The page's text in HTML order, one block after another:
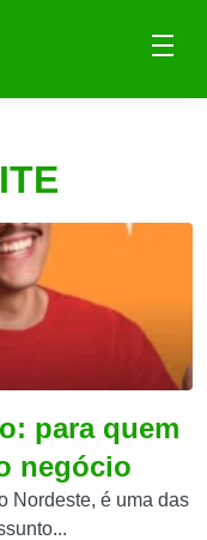
para quem
negócio
Nordeste, é uma das